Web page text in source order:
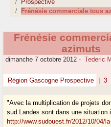
Prospective
Frénésie commerciale tous
Frénésie
azimuts
dimanche 7 octobre 2012 - Tederic
Région Gascogne Prospective 3
"Avec la multiplication de projets
sud Landes sont dans une situation
http://www.sudouest.fr/2012/10/04/